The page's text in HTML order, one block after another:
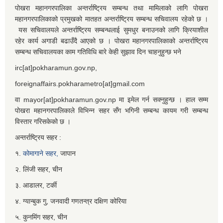
पोखरा महानगरपालिका अन्तर्राष्ट्रिय सम्बन्ध तथा मामिलाको लागि पोखरा
महानगरपालिकाको प्रमुखको मातहत अन्तर्राष्ट्रिय सम्बन्ध सचिवालय रहेको छ ।
यस सचिवालयले अन्तर्राष्ट्रिय सम्बन्धलाई सुमधुर बनाउनको लागि क्रियाशील
रहेर कार्य अगाडी बढाउँदै आएको छ । पोखरा महानगरपालिकाको अन्तर्राष्ट्रिय
सम्बन्ध सचिवालयका काम गतिविधि बारे केही सुझाव दिन चाहनुहुन्छ भने
irc[at]pokharamun.gov.np,
foreignaffairs.pokharametro[at]gmail.com
वा mayor[at]pokharamun.gov.np मा इमेल गर्न सक्नुहुन्छ । हाल सम्म
पोखरा महानगरपालिकाले विभिन्न सहर सँग भगिनी सम्बन्ध कायम गरी सम्बन्ध
विस्तार गरिसकेको छ ।
अन्तर्राष्ट्रिय सहर :
१. कोमागाने सहर, जापान
२. लिंजी सहर, चीन
३. आडालर, टर्की
४. ग्यान्बुक गु, जनवादी गणतन्त्र दक्षिण कोरिया
५. कुनमिंग सहर, चीन